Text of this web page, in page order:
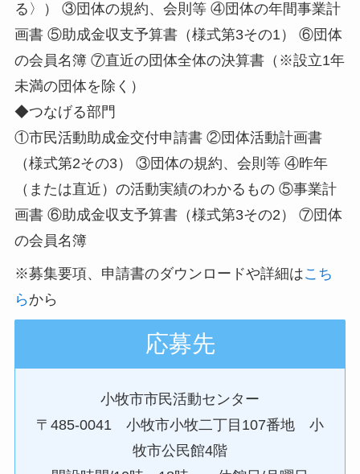
る〉） ③団体の規約、会則等 ④団体の年間事業計
画書 ⑤助成金収支予算書（様式第3その1） ⑥団体
の会員名簿 ⑦直近の団体全体の決算書（※設立1年
未満の団体を除く）
◆つなげる部門
①市民活動助成金交付申請書 ②団体活動計画書
（様式第2その3） ③団体の規約、会則等 ④昨年
（または直近）の活動実績のわかるもの ⑤事業計
画書 ⑥助成金収支予算書（様式第3その2） ⑦団体
の会員名簿
※募集要項、申請書のダウンロードや詳細はこち
ら から
応募先
小牧市市民活動センター
〒485-0041 小牧市小牧二丁目107番地 小
牧市公民館4階